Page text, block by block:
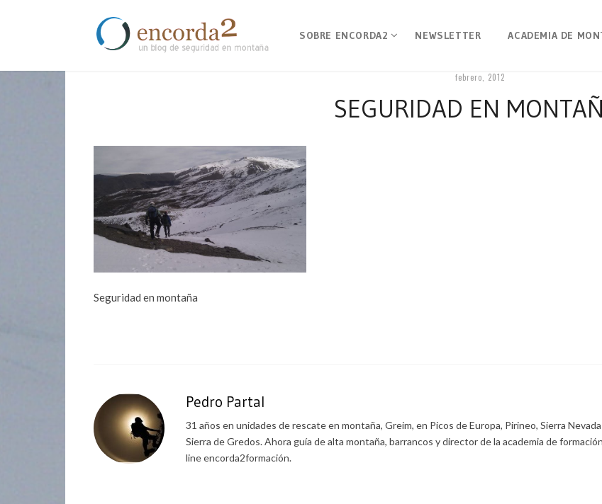
SOBRE ENCORDA2 NEWSLETTER ACADEMIA DE
febrero, 2012
SEGURIDAD EN
Seguridad en montaña
Pedro Partal
31 años en unidades de rescate en montaña, Greim, en Picos de Europa, Pirineo, Sierra
Sierra de Gredos. Ahora guía de alta montaña, barrancos y director de la academia de
line encorda2formación.